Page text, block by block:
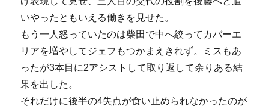
いやったともいえる働きを見せた。
もう一人怒っていたのは柴田で中へ絞ってカバーエ
リアを増やしてジェフもつかまえきれず。ミスもあ
ったが3本目に2アシストして取り返して余りある結
果を出した。
それだけに後半の4失点が食い止められなかったのが